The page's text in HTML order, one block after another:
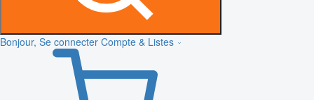
Bonjour, Se connecter Compte & Listes